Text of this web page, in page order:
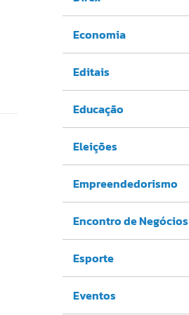
Economia
Editais
Educação
Eleições
Empreendedorismo
Encontro de Negócios
Esporte
Eventos